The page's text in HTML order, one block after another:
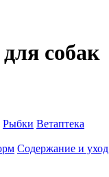
собак
Рыбки Ветаптека
Содержание и уход